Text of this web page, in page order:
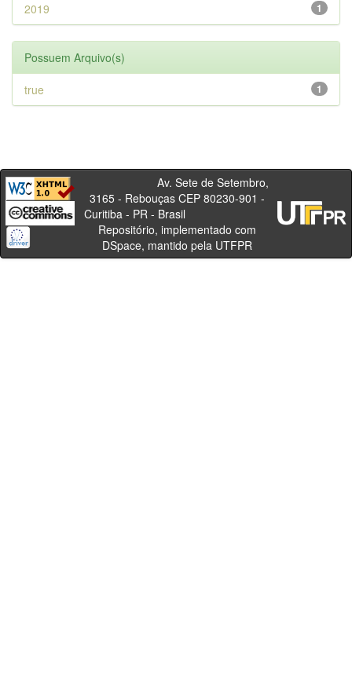
1
2019
Possuem Arquivo(s)
1
true
Av. Sete de Setembro,
3165 - Rebouças CEP 80230-901 -
Curitiba - PR - Brasil
Repositório, implementado com
DSpace, mantido pela UTFPR